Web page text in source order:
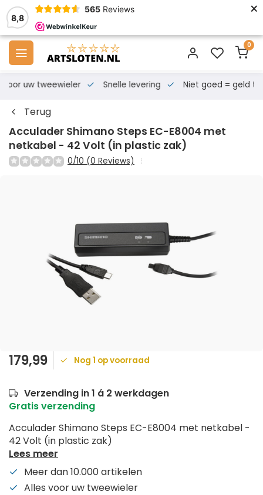
8,8
565 Reviews ×
0
voor uw tweewieler Snelle levering Niet goed = geld
Terug
Acculader Shimano Steps EC-E8004 met
netkabel - 42 Volt (in plastic zak)
0/10 (0 Reviews)
179,99 Nog 1 op voorraad
Verzending in 1 á 2 werkdagen
Gratis verzending
Acculader Shimano Steps EC-E8004 met netkabel -
42 Volt (in plastic zak)
Lees meer
Meer dan 10.000 artikelen
Alles voor uw tweewieler